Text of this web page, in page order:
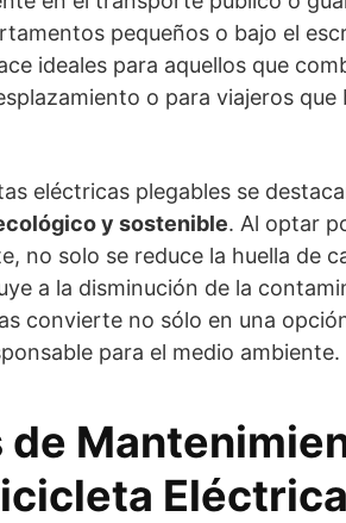
pequeños o bajo el
ideales para aquellos que
o para viajeros
eléctricas plegables se
y sostenible. Al optar
no solo se reduce la huella de
a la disminución de la
convierte no sólo en una
para el medio ambiente.
de